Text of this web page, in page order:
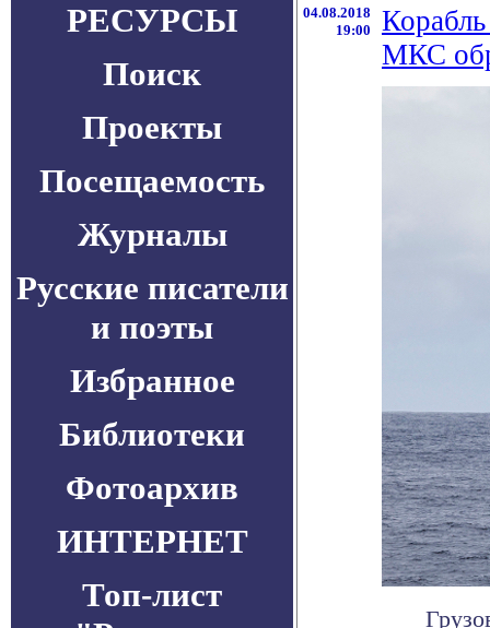
РЕСУРСЫ
Поиск
Проекты
Посещаемость
Журналы
Русские писатели
и поэты
Избранное
Библиотеки
Фотоархив
ИНТЕРНЕТ
Топ-лист
04.08.2018
19:00
МКС